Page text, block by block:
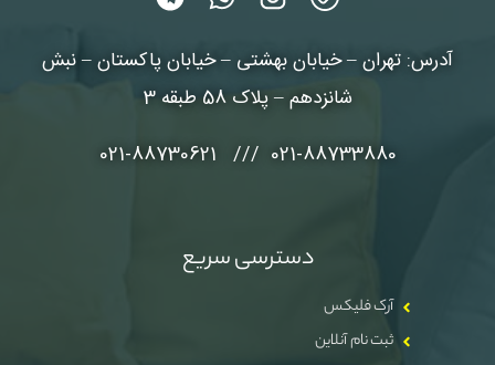
آدرس: تهران – خیابان بهشتی – خیابان پاکستان – نبش
شانزدهم – پلاک 58 طبقه 3
021-88733880 /// 021-88730621
دسترسی سریع
آرک فلیکس
ثبت نام آنلاین